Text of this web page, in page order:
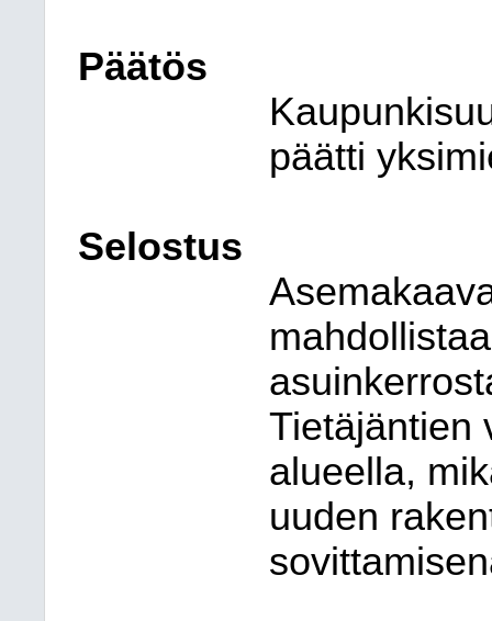
Päätös
päätti
Selostus
Tietäjäntien
alueella,
uuden